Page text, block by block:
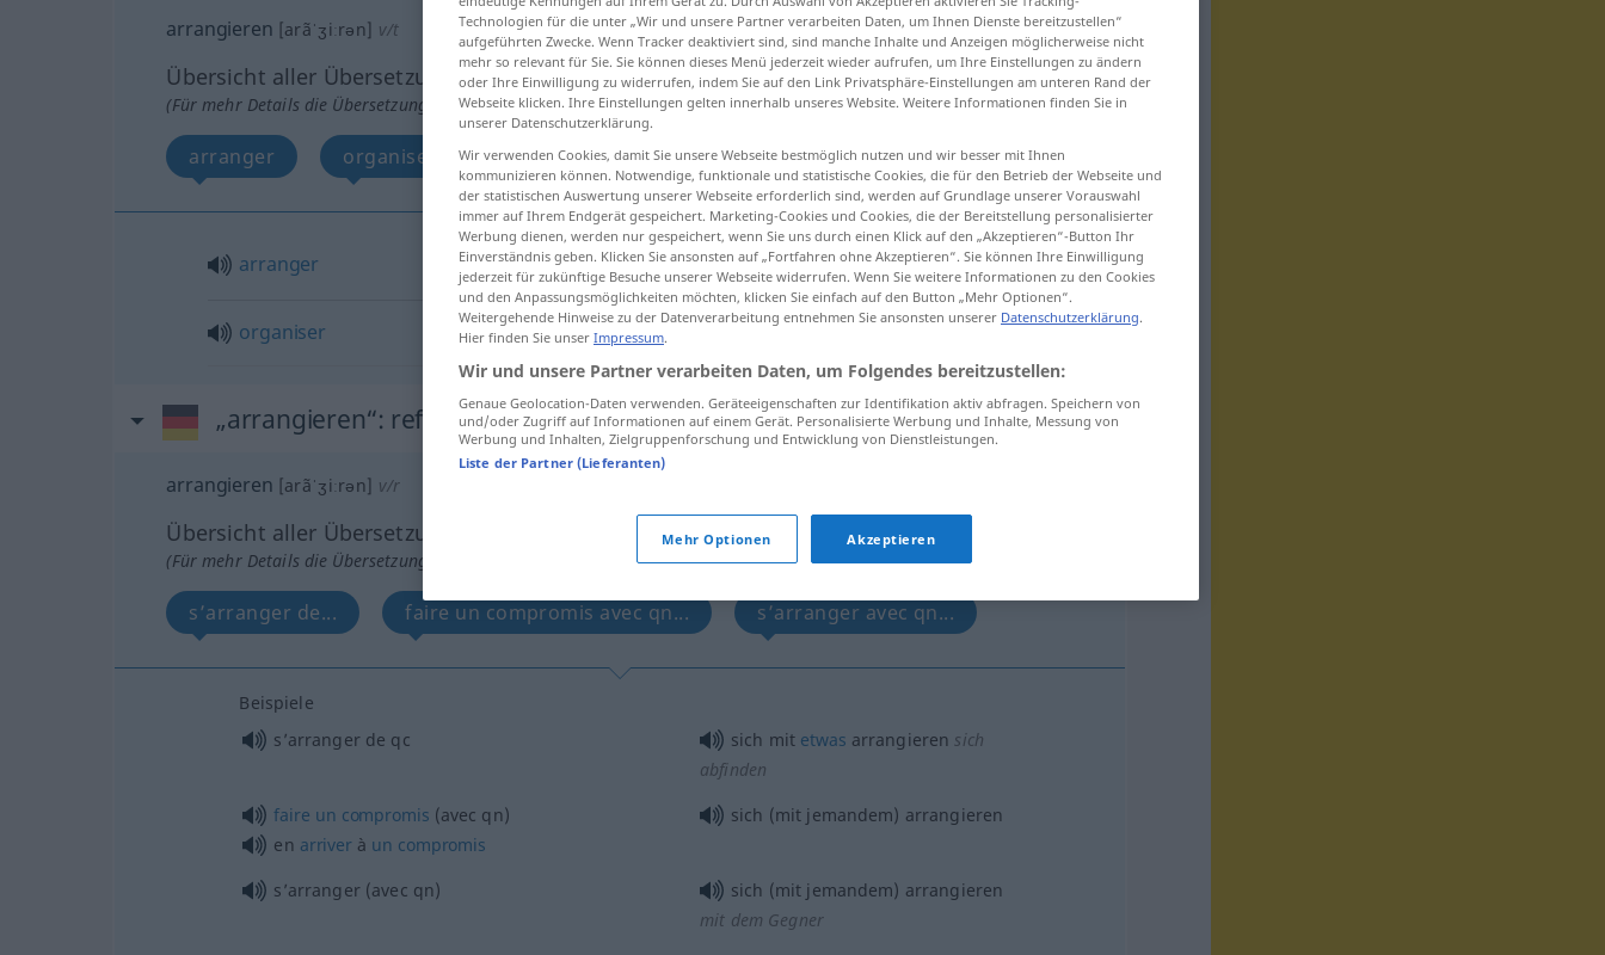
arrangieren [arãˈʒiːrən] v/t
Übersicht aller Übersetzungen
(Für mehr Details die Übersetzung anklicken/antippen)
arranger organiser
arranger arrangierena. MUS
organiser arrangieren
„arrangieren“: reflexives Verb
arrangieren [arãˈʒiːrən] v/r
Übersicht aller Übersetzungen
(Für mehr Details die Übersetzung anklicken/antippen)
s’arranger de... faire un compromis avec qn... s’arranger avec qn...
Beispiele
s’arranger de qc sich mit etwas arrangieren sich
abfinden
faire un compromis (avec qn)
en arriverà un compromis
sich (mit jemandem) arrangieren
s’arranger (avec qn)
sich (mit jemandem) arrangieren
mit dem Gegner
Technologien für die unter „Wir und unsere Partner verarbeiten Daten, um Ihnen Dienste bereitzustellen“
aufgeführten Zwecke. Wenn Tracker deaktiviert sind, sind manche Inhalte und Anzeigen möglicherweise nicht
mehr so relevant für Sie. Sie können dieses Menü jederzeit wieder aufrufen, um Ihre Einstellungen zu ändern
oder Ihre Einwilligung zu widerrufen, indem Sie auf den Link Privatsphäre-Einstellungen am unteren Rand der
Webseite klicken. Ihre Einstellungen gelten innerhalb unseres Website. Weitere Informationen finden Sie in
unserer Datenschutzerklärung.
Wir verwenden Cookies, damit Sie unsere Webseite bestmöglich nutzen und wir besser mit Ihnen
kommunizieren können. Notwendige, funktionale und statistische Cookies, die für den Betrieb der Webseite und
der statistischen Auswertung unserer Webseite erforderlich sind, werden auf Grundlage unserer Vorauswahl
immer auf Ihrem Endgerät gespeichert. Marketing-Cookies und Cookies, die der Bereitstellung personalisierter
Werbung dienen, werden nur gespeichert, wenn Sie uns durch einen Klick auf den „Akzeptieren“-Button Ihr
Einverständnis geben. Klicken Sie ansonsten auf „Fortfahren ohne Akzeptieren“. Sie können Ihre Einwilligung
jederzeit für zukünftige Besuche unserer Webseite widerrufen. Wenn Sie weitere Informationen zu den Cookies
und den Anpassungsmöglichkeiten möchten, klicken Sie einfach auf den Button „Mehr Optionen“.
Weitergehende Hinweise zu der Datenverarbeitung entnehmen Sie ansonsten unserer Datenschutzerklärung.
Hier finden Sie unser Impressum.
Wir und unsere Partner verarbeiten Daten, um Folgendes bereitzustellen:
Genaue Geolocation-Daten verwenden. Geräteeigenschaften zur Identifikation aktiv abfragen. Speichern von
und/oder Zugriff auf Informationen auf einem Gerät. Personalisierte Werbung und Inhalte, Messung von
Werbung und Inhalten, Zielgruppenforschung und Entwicklung von Dienstleistungen.
Liste der Partner (Lieferanten)
Mehr Optionen Akzeptieren